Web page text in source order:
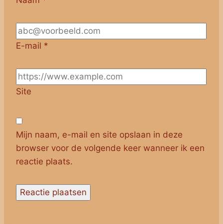
E-mail *
Site
Mijn naam, e-mail en site opslaan in deze
browser voor de volgende keer wanneer ik een
reactie plaats.